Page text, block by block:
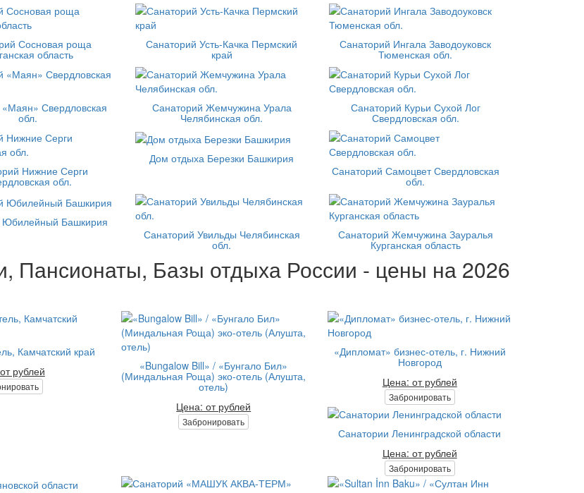
Сосновая роща
область
Санаторий Усть-Качка Пермский
край
Санаторий Ингала Заводоуковск
Тюменская обл.
Свердловская
обл.
Санаторий Жемчужина Урала
Челябинская обл.
Санаторий Курьи Сухой Лог
Свердловская обл.
Нижние Серги
обл.
Дом отдыха Березки Башкирия
Санаторий Самоцвет Свердловская
обл.
Юбилейный Башкирия
Санаторий Увильды Челябинская
обл.
Санаторий Жемчужина Зауралья
Курганская область
Пансионаты, Базы отдыха России - цены на 2026
Камчатский край
рублей
«Bungalow Bill» / «Бунгало Бил»
(Миндальная Роща) эко-отель (Алушта,
отель)
Цена: от рублей
Забронировать
«Дипломат» бизнес-отель, г. Нижний
Новгород
Цена: от рублей
Забронировать
Санатории Ленинградской области
Цена: от рублей
Забронировать